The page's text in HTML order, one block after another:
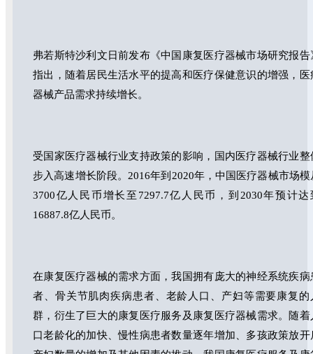
弗若斯特沙利文日前发布《中国康复医疗器械市场研究报告
指出，随着居民生活水平的提高和医疗保健意识的增强，医
器械产品需求持续增长。
受国家医疗器械行业支持政策的影响，国内医疗器械行业整
步入高速增长阶段。2016年到2020年，中国医疗器械市场模
3700亿人民币增长至7297.7亿人民币，到2030年预计达
16887.8亿人民币。
在康复医疗器械的需求方面，我国拥有庞大的神经系统疾病
者、骨关节肌肉疾病患者、老龄人口、产妇等需要康复的
群，衍生了巨大的康复医疗服务及康复医疗器械需求。随着
口老龄化的加快、慢性病患者数量逐年增加、多孩政策放开